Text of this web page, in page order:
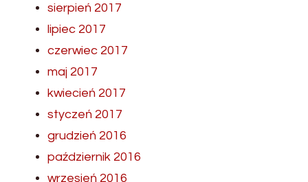
sierpień 2017
lipiec 2017
czerwiec 2017
maj 2017
kwiecień 2017
styczeń 2017
grudzień 2016
październik 2016
wrzesień 2016